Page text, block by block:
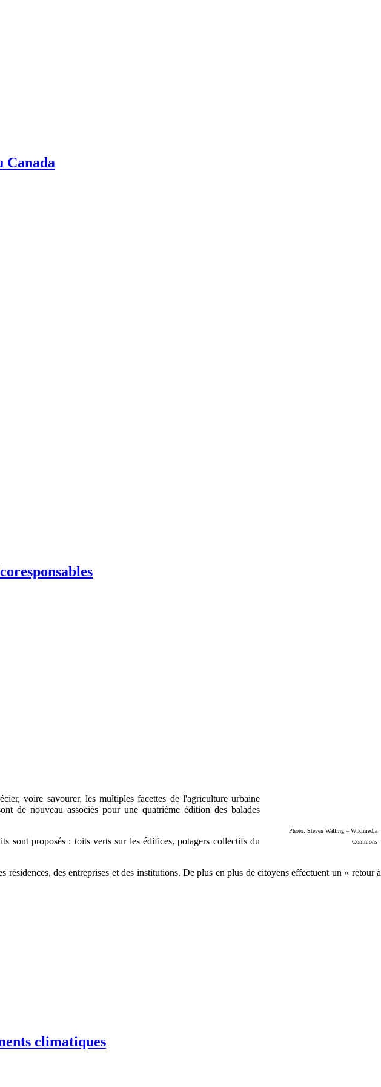
Canada
Photo: Steven Walling – Wikimedia
Commons
voire savourer, les multiples facettes de l'agriculture urbaine
de nouveau associés pour une quatrième édition des balades
sont proposés : toits verts sur les édifices, potagers collectifs du
des entreprises et des institutions. De plus en plus de citoyens effectuent un « retour à
climatiques